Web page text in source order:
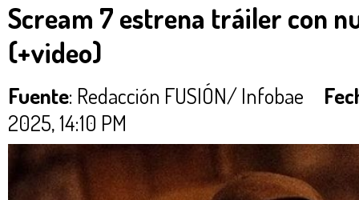
Scream 7 estrena tráiler con
(+video)
Fuente: Redacción FUSIÓN/ Infobae
2025, 14:10 PM